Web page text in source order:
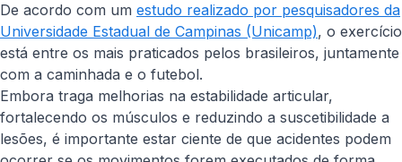
De acordo com um estudo realizado por pesquisadores da
Universidade Estadual de Campinas (Unicamp), o exercício
está entre os mais praticados pelos brasileiros, juntamente
com a caminhada e o futebol.
Embora traga melhorias na estabilidade articular,
fortalecendo os músculos e reduzindo a suscetibilidade a
lesões, é importante estar ciente de que acidentes podem